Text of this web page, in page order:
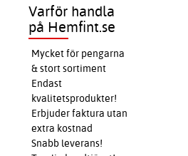
Varför handla
på Hemfint.se
Mycket för pengarna
& stort sortiment
Endast
kvalitetsprodukter!
Erbjuder faktura utan
extra kostnad
Snabb leverans!